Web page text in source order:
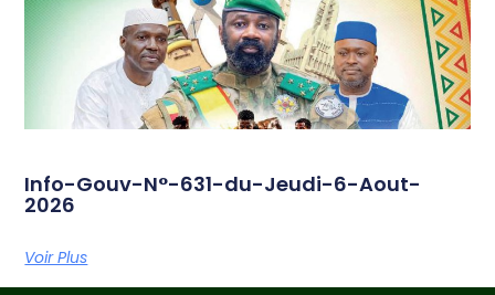
Info-Gouv-N°-631-du-Jeudi-6-Aout-
2026
Voir Plus